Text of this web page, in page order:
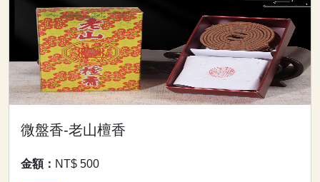
微盤香-老山檀香
金額： NT$ 500